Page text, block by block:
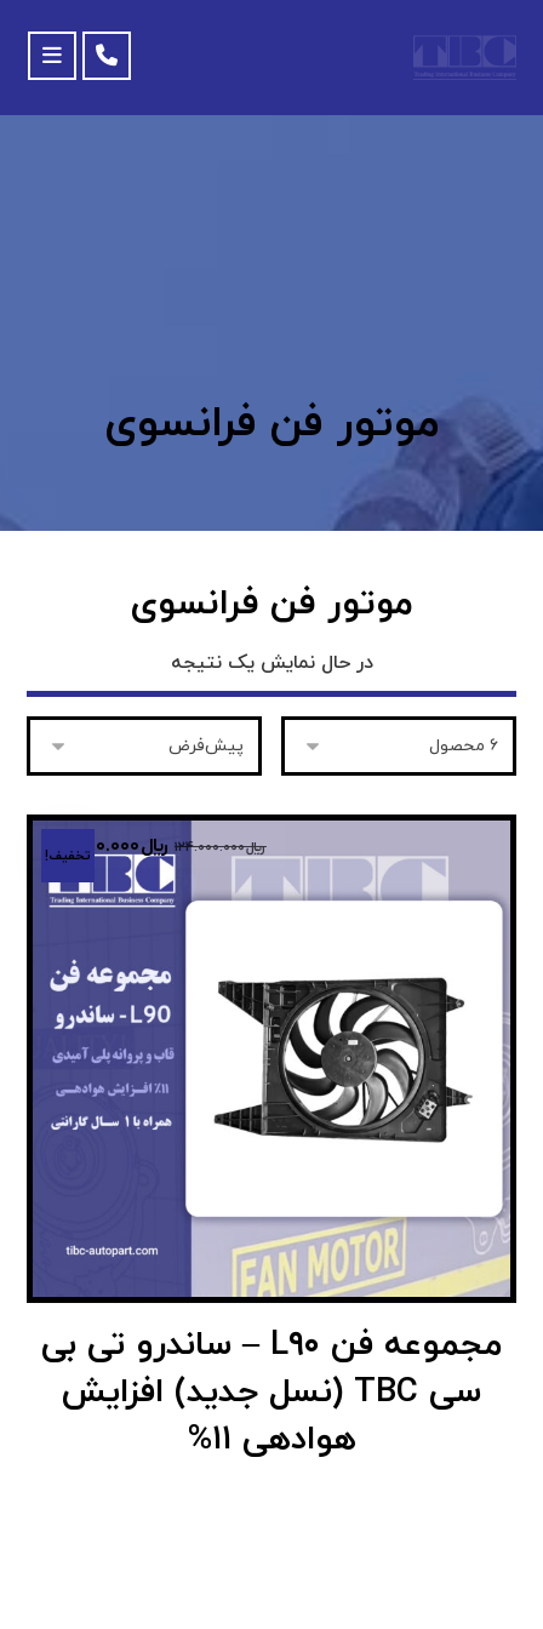
موتور فن فرانسوی
موتور فن فرانسوی
در حال نمایش یک نتیجه
مجموعه فن L۹۰ – ساندرو تی بی
سی TBC (نسل جدید) افزایش
هوادهی ۱۱%
﷼۱۲۴.۰۰۰.۰۰۰ ﷼۸۵.۰۰۰.۰۰۰
تخفیف!